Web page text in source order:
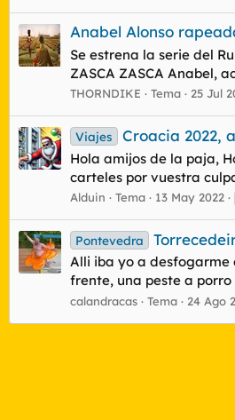
Anabel Alonso
Se estrena la serie del
ZASCA ZASCA Anabel,
THORNDIKE Tema 25 Jul
Viajes Croacia 2022,
Hola amijos de la paja,
carteles por vuestra
Alduin Tema 13 May 2022
Pontevedra
Alli iba yo a desfogarme
frente, una peste a
calandracas Tema 24 Ago